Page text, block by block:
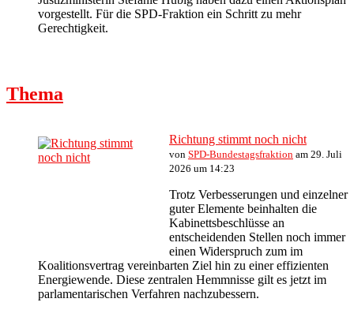
vorgestellt. Für die SPD-Fraktion ein Schritt zu mehr
Gerechtigkeit.
Thema
Richtung stimmt noch nicht
von SPD-Bundestagsfraktion am 29. Juli
2026 um 14:23
Trotz Verbesserungen und einzelner
guter Elemente beinhalten die
Kabinettsbeschlüsse an
entscheidenden Stellen noch immer
einen Widerspruch zum im
Koalitionsvertrag vereinbarten Ziel hin zu einer effizienten
Energiewende. Diese zentralen Hemmnisse gilt es jetzt im
parlamentarischen Verfahren nachzubessern.